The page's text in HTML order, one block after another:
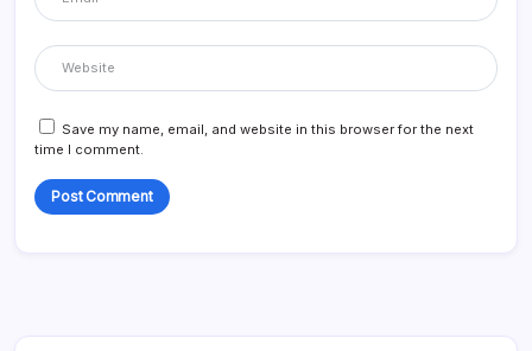
Save my name, email, and website in this browser for the next
time I comment.